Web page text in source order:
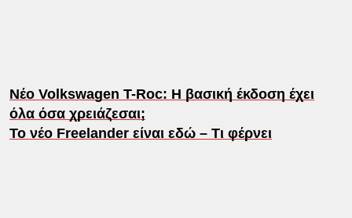
Νέο Volkswagen T-Roc: Η βασική έκδοση έχει
όλα όσα χρειάζεσαι;
Το νέο Freelander είναι εδώ – Τι φέρνει